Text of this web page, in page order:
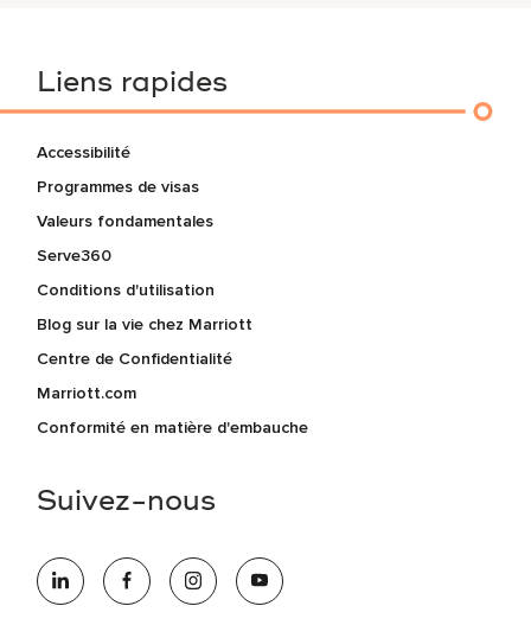
Liens rapides
Accessibilité
Programmes de visas
Valeurs fondamentales
Serve360
Conditions d'utilisation
Blog sur la vie chez Marriott
Centre de Confidentialité
Marriott.com
Conformité en matière d'embauche
Suivez-nous